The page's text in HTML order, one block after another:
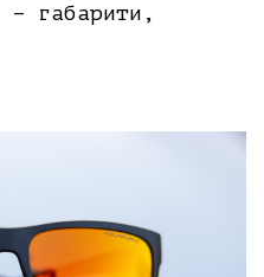
– габарити,